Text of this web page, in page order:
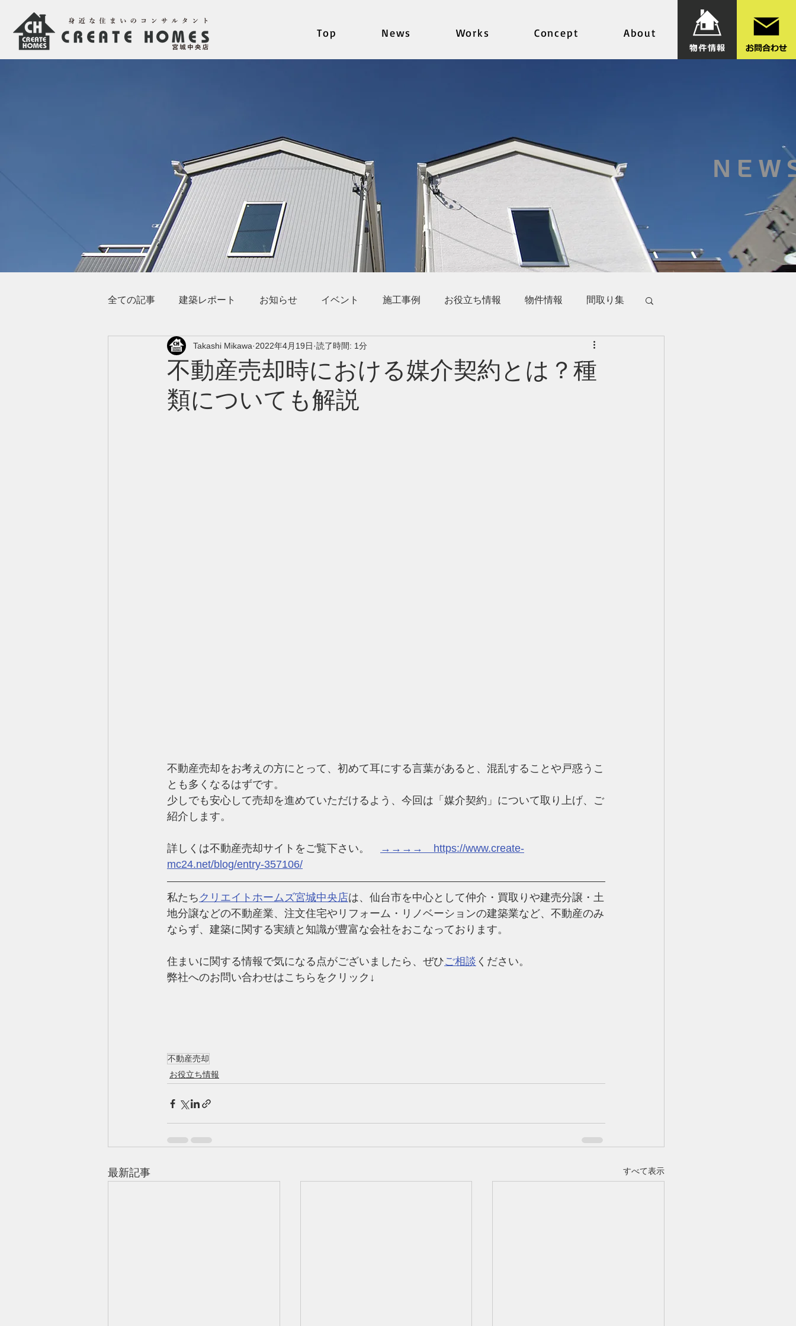
Top News Works Concept About
全ての記事 建築レポート お知らせ イベント 施工事例 お役立ち情報 物件情報 間取り集
不動産売却時における媒介契約とは？種
類についても解説
Takashi Mikawa 2022年4月19日 読了時間: 1分
不動産売却をお考えの方にとって、初めて耳にする言葉があると、混乱することや戸惑うこ
とも多くなるはずです。
少しでも安心して売却を進めていただけるよう、今回は「媒介契約」について取り上げ、ご
紹介します。
詳しくは不動産売却サイトをご覧下さい。
→→→→　https://www.create-
mc24.net/blog/entry-357106/
私たち クリエイトホームズ宮城中央店は、仙台市を中心として仲介・買取りや建売分譲・土
地分譲などの不動産業、注文住宅やリフォーム・リノベーションの建築業など、 不動産のみ
ならず、建築に関する実績と知識が豊富な会社をおこなっております。
住まいに関する情報で気になる点がございましたら、ぜひご相談 ください。
弊社へのお問い合わせはこちらをクリック↓
不動産売却
お役立ち情報
最新記事 すべて表示